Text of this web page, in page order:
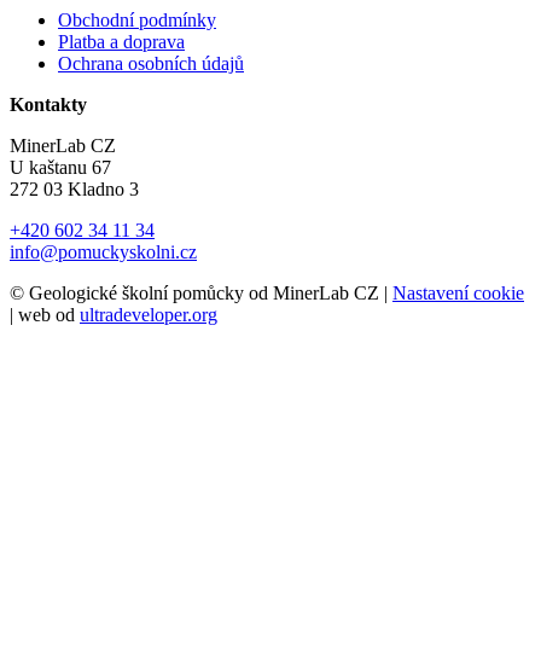
Obchodní podmínky
Platba a doprava
Ochrana osobních údajů
Kontakty
MinerLab CZ
U kaštanu 67
272 03 Kladno 3
+420 602 34 11 34
info@pomuckyskolni.cz
© Geologické školní pomůcky od MinerLab CZ | Nastavení cookie
| web od ultradeveloper.org